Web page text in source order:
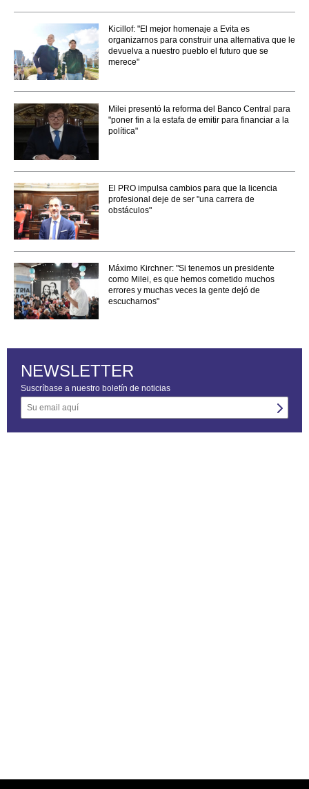
Kicillof: "El mejor homenaje a Evita es
organizarnos para construir una alternativa que le
devuelva a nuestro pueblo el futuro que se
merece"
Milei presentó la reforma del Banco Central para
"poner fin a la estafa de emitir para financiar a la
política"
El PRO impulsa cambios para que la licencia
profesional deje de ser "una carrera de
obstáculos"
Máximo Kirchner: "Si tenemos un presidente
como Milei, es que hemos cometido muchos
errores y muchas veces la gente dejó de
escucharnos"
NEWSLETTER
Suscríbase a nuestro boletín de noticias